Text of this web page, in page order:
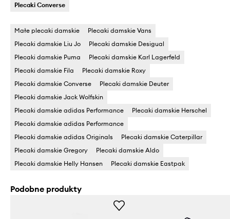
Plecaki Converse
Małe plecaki damskie
Plecaki damskie Vans
Plecaki damskie Liu Jo
Plecaki damskie Desigual
Plecaki damskie Puma
Plecaki damskie Karl Lagerfeld
Plecaki damskie Fila
Plecaki damskie Roxy
Plecaki damskie Converse
Plecaki damskie Deuter
Plecaki damskie Jack Wolfskin
Plecaki damskie adidas Performance
Plecaki damskie Herschel
Plecaki damskie adidas Performance
Plecaki damskie adidas Originals
Plecaki damskie Caterpillar
Plecaki damskie Gregory
Plecaki damskie Aldo
Plecaki damskie Helly Hansen
Plecaki damskie Eastpak
Podobne produkty